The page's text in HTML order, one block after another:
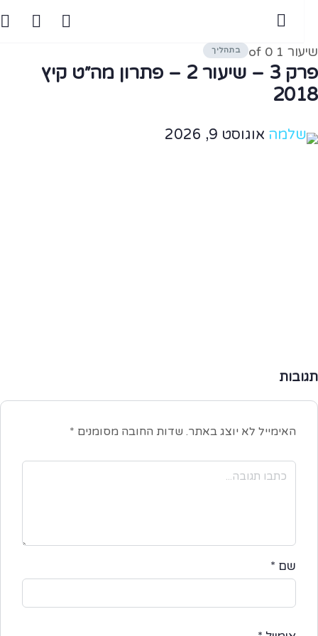
1
of 0 בתהליך
פרק 3 – שיעור 2 – פתרון מה״ט קיץ
שלמהאוגוסט 9, 2026
האימייל לא יוצג באתר. שדות החובה מסומנים*
שם*